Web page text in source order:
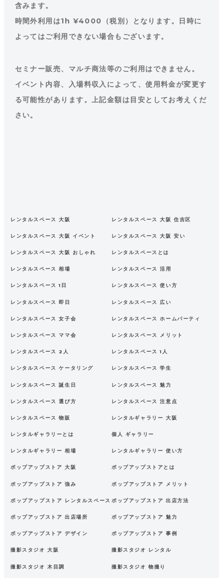
含みます。
時間外利用は1h ¥4000（税別）となります。日時に
よってはご利用できない場合もございます。
セミナー販売、マルチ商法等のご利用はできません。
イベント内容、入場料収入によって、使用料金が変更す
る可能性があります。上記金額は目安としてお考えくだ
さい。
レンタルスペース 大阪 レンタルスペース 大阪 住吉区
レンタルスペース 大阪 イベント レンタルスペース 大阪 安い
レンタルスペース 大阪 おしゃれ レンタルスペースとは
レンタルスペース 相場 レンタルスペース 活用
レンタルスペース 1日 レンタルスペース 使い方
レンタルスペース 即日 レンタルスペース 広い
レンタルスペース 女子会 レンタルスペース ホームパーティ
レンタルスペース ママ会 レンタルスペース メリット
レンタルスペース 2人 レンタルスペース 1人
レンタルスペース ケータリング レンタルスペース 学生
レンタルスペース 誕生日 レンタルスペース 魅力
レンタルスペース 選び方 レンタルスペース 注意点
レンタルスペース 物販 レンタルギャラリー 大阪
レンタルギャラリーとは 個人 ギャラリー
レンタルギャラリー 相場 レンタルギャラリー 使い方
ポップアップストア 大阪 ポップアップストアとは
ポップアップストア 強み ポップアップストア メリット
ポップアップストア レンタルスペース ポップアップストア 出店方法
ポップアップストア 出店場所 ポップアップストア 魅力
ポップアップストア デザイン ポップアップストア 事例
撮影スタジオ 大阪 撮影スタジオ レンタル
撮影スタジオ 木目調 撮影スタジオ 物撮り